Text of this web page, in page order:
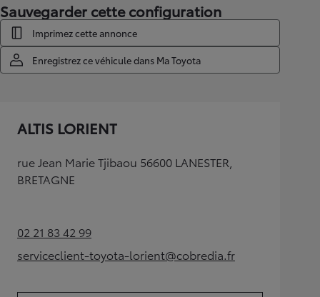
Sauvegarder cette configuration
Imprimez cette annonce
Enregistrez ce véhicule dans Ma Toyota
ALTIS LORIENT
rue Jean Marie Tjibaou 56600 LANESTER,
BRETAGNE
02 21 83 42 99(Opens in new tab)
serviceclient-toyota-lorient@cobredia.fr
(Opens in new tab)